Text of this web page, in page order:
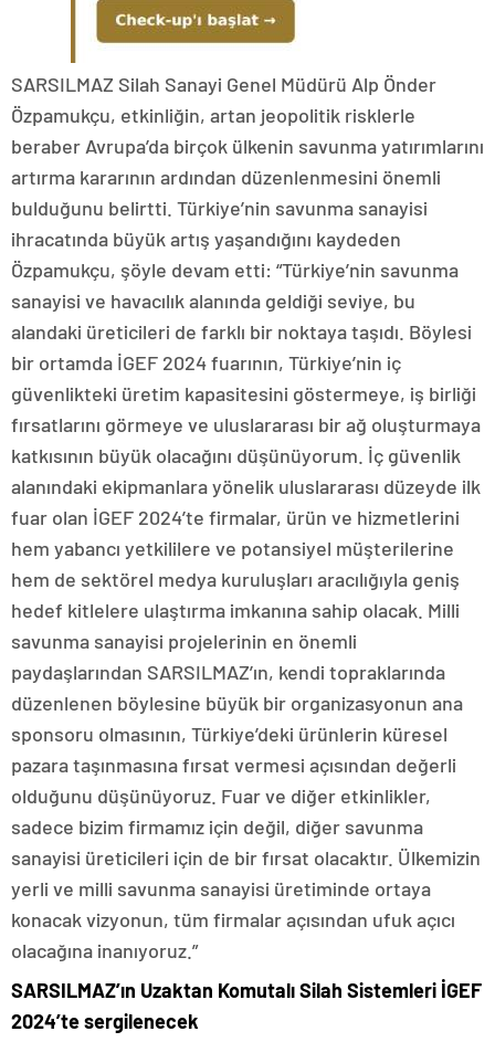
SARSILMAZ Silah Sanayi Genel Müdürü Alp Önder
Özpamukçu, etkinliğin, artan jeopolitik risklerle
beraber Avrupa’da birçok ülkenin savunma yatırımlarını
artırma kararının ardından düzenlenmesini önemli
bulduğunu belirtti. Türkiye’nin savunma sanayisi
ihracatında büyük artış yaşandığını kaydeden
Özpamukçu, şöyle devam etti: “Türkiye’nin savunma
sanayisi ve havacılık alanında geldiği seviye, bu
alandaki üreticileri de farklı bir noktaya taşıdı. Böylesi
bir ortamda İGEF 2024 fuarının, Türkiye’nin iç
güvenlikteki üretim kapasitesini göstermeye, iş birliği
fırsatlarını görmeye ve uluslararası bir ağ oluşturmaya
katkısının büyük olacağını düşünüyorum. İç güvenlik
alanındaki ekipmanlara yönelik uluslararası düzeyde ilk
fuar olan İGEF 2024’te firmalar, ürün ve hizmetlerini
hem yabancı yetkililere ve potansiyel müşterilerine
hem de sektörel medya kuruluşları aracılığıyla geniş
hedef kitlelere ulaştırma imkanına sahip olacak. Milli
savunma sanayisi projelerinin en önemli
paydaşlarından SARSILMAZ’ın, kendi topraklarında
düzenlenen böylesine büyük bir organizasyonun ana
sponsoru olmasının, Türkiye’deki ürünlerin küresel
pazara taşınmasına fırsat vermesi açısından değerli
olduğunu düşünüyoruz. Fuar ve diğer etkinlikler,
sadece bizim firmamız için değil, diğer savunma
sanayisi üreticileri için de bir fırsat olacaktır. Ülkemizin
yerli ve milli savunma sanayisi üretiminde ortaya
konacak vizyonun, tüm firmalar açısından ufuk açıcı
olacağına inanıyoruz.”
SARSILMAZ’ın Uzaktan Komutalı Silah Sistemleri İGEF
2024’te sergilenecek